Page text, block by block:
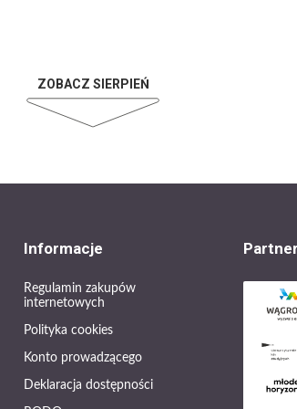
ZOBACZ SIERPIEŃ
Informacje
Regulamin zakupów
internetowych
Polityka cookies
Konto prowadzącego
Deklaracja dostępności